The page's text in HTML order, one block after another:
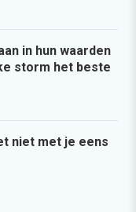
in hun waarden
storm het beste
niet met je eens